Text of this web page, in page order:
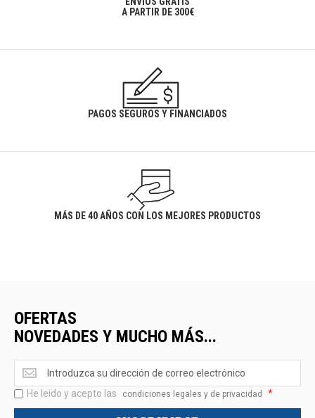
A PARTIR DE 300€
PAGOS SEGUROS Y FINANCIADOS
MÁS DE 40 AÑOS CON LOS MEJORES PRODUCTOS
OFERTAS
NOVEDADES Y MUCHO MÁS...
Ofertas
<br>Novedades
y
mucho
He leido y acepto las condiciones legales y de privacidad *